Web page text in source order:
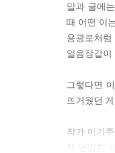
이름을 부
가능성의
하늘이 맑
계절의 틈새
몸이 말을
화향백리
나를 용서
그리고 충
모르는 지
---「분노
큰 차이가
여행을 의
---「여행
말과 글에
때 어떤 이
용광로처
얼음장같이
그렇다면
뜨거웠던
작가 이기